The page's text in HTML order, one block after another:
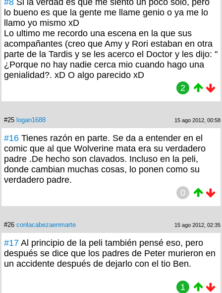
lo bueno es que la gente me llame genio o ya me lo
llamo yo mismo xD
Lo ultimo me recordo una escena en la que sus
acompañantes (creo que Amy y Rori estaban en otra
parte de la Tardis y se les acerco el Doctor y les dijo: "
¿Porque no hay nadie cerca mio cuando hago una
genialidad?. xD O algo parecido xD
2
#25 logan1688 15 ago 2012, 00:58
#16 Tienes razón en parte. Se da a entender en el
comic que al que Wolverine mata era su verdadero
padre .De hecho son clavados. Incluso en la peli,
donde cambian muchas cosas, lo ponen como su
verdadero padre.
0
#26 conlacabezaenmarte 15 ago 2012, 02:35
#17 Al principio de la peli también pensé eso, pero
después se dice que los padres de Peter murieron en
un accidente después de dejarlo con el tio Ben.
1